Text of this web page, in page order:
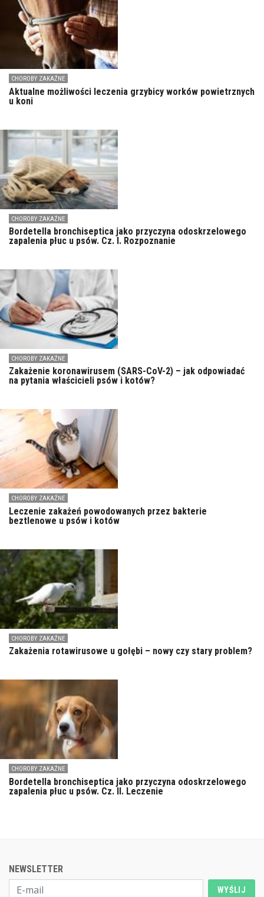
CHOROBY ZAKAŹNE
Aktualne możliwości leczenia grzybicy worków powietrznych
u koni
CHOROBY ZAKAŹNE
Bordetella bronchiseptica jako przyczyna odoskrzelowego
zapalenia płuc u psów. Cz. I. Rozpoznanie
CHOROBY ZAKAŹNE
Zakażenie koronawirusem (SARS-CoV-2) – jak odpowiadać
na pytania właścicieli psów i kotów?
CHOROBY ZAKAŹNE
Leczenie zakażeń powodowanych przez bakterie
beztlenowe u psów i kotów
CHOROBY ZAKAŹNE
Zakażenia rotawirusowe u gołębi – nowy czy stary problem?
CHOROBY ZAKAŹNE
Bordetella bronchiseptica jako przyczyna odoskrzelowego
zapalenia płuc u psów. Cz. II. Leczenie
NEWSLETTER
WYŚLIJ